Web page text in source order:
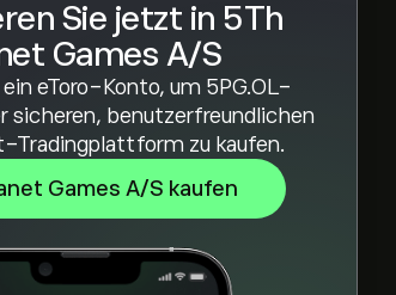
Sie jetzt in 5Th
Games A/S
eToro-Konto, um 5PG.OL-
sicheren, benutzerfreundlichen
Tradingplattform zu kaufen.
Games A/S kaufen